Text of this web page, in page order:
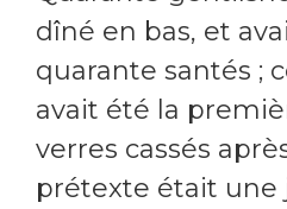
dîné en bas, et
quarante santés ;
avait été la
verres cassés
prétexte était une